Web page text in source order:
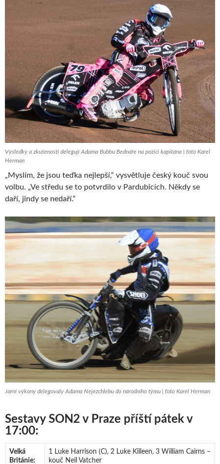
Výsledky a zkušenosti delegují Adama Bubbu Bednáře na pozici kapitána | foto Karel
Herman
„Myslím, že jsou teďka nejlepší,“ vysvětluje český kouč svou
volbu. „Ve středu se to potvrdilo v Pardubicích. Někdy se
daří, jindy se nedaří.“
Jarní výkony delegovaly Adama Nejezchlebu do národního týmu | foto Karel Herman
Sestavy SON2 v Praze příští pátek v
17:00:
Velká
Británie:
1 Luke Harrison (C), 2 Luke Killeen, 3 William Cairns –
kouč Neil Vatcher